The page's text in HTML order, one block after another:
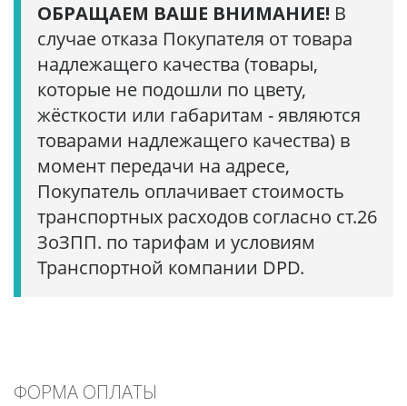
ОБРАЩАЕМ ВАШЕ ВНИМАНИЕ! В
случае отказа Покупателя от товара
надлежащего качества (товары,
которые не подошли по цвету,
жёсткости или габаритам - являются
товарами надлежащего качества) в
момент передачи на адресе,
Покупатель оплачивает стоимость
транспортных расходов согласно ст.26
ЗоЗПП. по тарифам и условиям
Транспортной компании DPD.
ФОРМА ОПЛАТЫ